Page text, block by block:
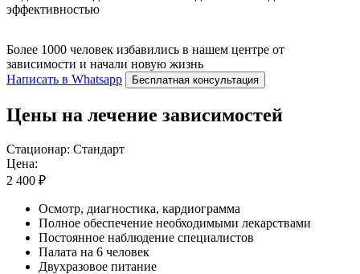
эффективностью
Более 1000 человек избавились в нашем центре от
зависимости и начали новую жизнь
Написать в Whatsapp
Бесплатная консультация
Цены на лечение зависимостей
Стационар: Стандарт
Цена:
2 400 ₽
Осмотр, диагностика, кардиограмма
Полное обеспечение необходимыми лекарствами
Постоянное наблюдение специалистов
Палата на 6 человек
Двухразовое питание